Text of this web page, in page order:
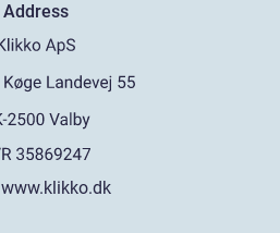
Address
www.klikko.dk